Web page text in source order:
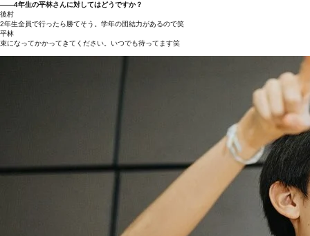
――4年生の平林さんに対してはどうですか？
後村
2年生全員で行ったら勝てそう。学年の団結力があるので笑
平林
束になってかかってきてください。いつでも待ってます笑